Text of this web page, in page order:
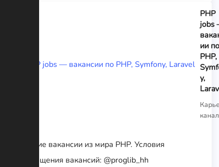
PHP
jobs
ии по
PHP,
y,
Лучшие вакансии из мира PHP. Условия
размещения вакансий: @proglib_hh